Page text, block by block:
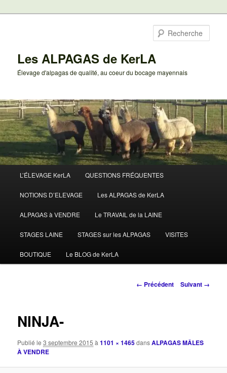
Les ALPAGAS de KerLA
Élevage d'alpagas de qualité, au coeur du bocage mayennais
principal
L’ÉLEVAGE KerLA QUESTIONS FRÉQUENTES
NOTIONS D’ELEVAGE Les ALPAGAS de KerLA
ALPAGAS à VENDRE Le TRAVAIL de la LAINE
STAGES LAINE STAGES sur les ALPAGAS VISITES
BOUTIQUE Le BLOG de KerLA
Navigation
← Précédent Suivant →
NINJA-
Publié le3 septembre 2015 à1101 × 1465dansALPAGAS MÂLES
À VENDRE